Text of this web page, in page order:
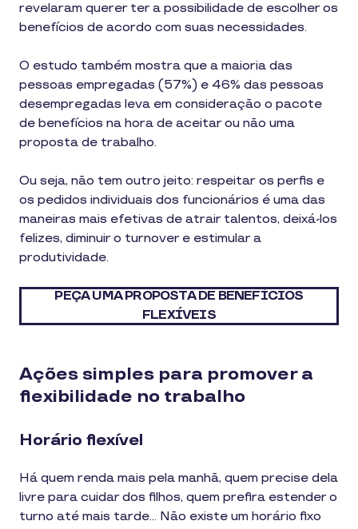
revelaram querer ter a possibilidade de escolher os
benefícios de acordo com suas necessidades.
O estudo também mostra que a maioria das
pessoas empregadas (57%) e 46% das pessoas
desempregadas leva em consideração o pacote
de benefícios na hora de aceitar ou não uma
proposta de trabalho.
Ou seja, não tem outro jeito: respeitar os perfis e
os pedidos individuais dos funcionários é uma das
maneiras mais efetivas de atrair talentos, deixá-los
felizes, diminuir o turnover e estimular a
produtividade.
PEÇA UMA PROPOSTA DE BENEFÍCIOS
FLEXÍVEIS
Ações simples para promover a
flexibilidade no trabalho
Horário flexível
Há quem renda mais pela manhã, quem precise dela
livre para cuidar dos filhos, quem prefira estender o
turno até mais tarde... Não existe um horário fixo